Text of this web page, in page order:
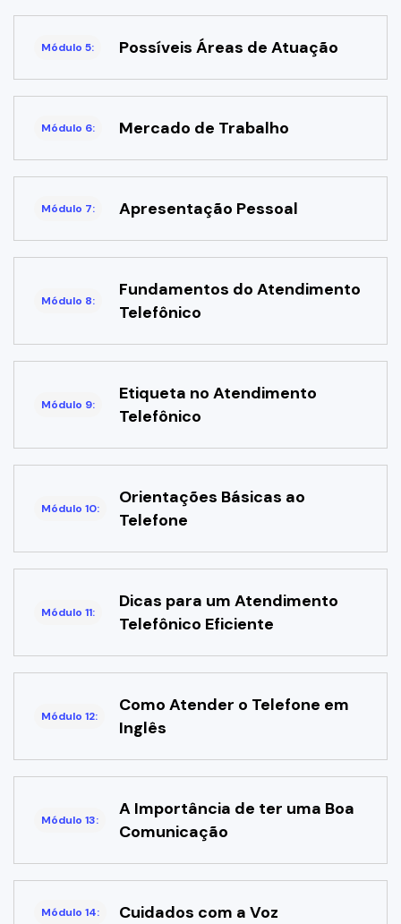
Módulo 5: Possíveis Áreas de Atuação
Módulo 6: Mercado de Trabalho
Módulo 7: Apresentação Pessoal
Módulo 8:
Fundamentos do Atendimento
Telefônico
Módulo 9:
Etiqueta no Atendimento
Telefônico
Módulo 10:
Orientações Básicas ao
Telefone
Módulo 11:
Dicas para um Atendimento
Telefônico Eficiente
Módulo 12:
Como Atender o Telefone em
Inglês
Módulo 13:
A Importância de ter uma Boa
Comunicação
Módulo 14: Cuidados com a Voz